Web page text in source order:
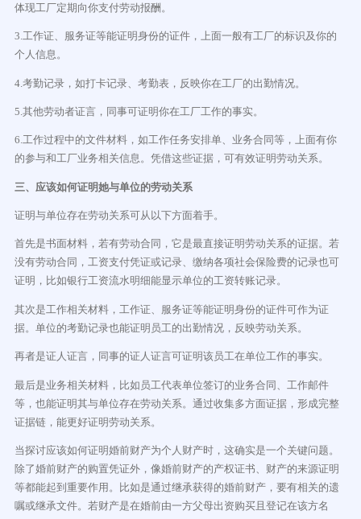
体现工厂定期向你支付劳动报酬。
3.工作证、服务证等能证明身份的证件，上面一般有工厂的标识及你的
个人信息。
4.考勤记录，如打卡记录、考勤表，反映你在工厂的出勤情况。
5.其他劳动者证言，同事可证明你在工厂工作的事实。
6.工作过程中的文件材料，如工作任务安排单、业务合同等，上面有你
的参与和工厂业务相关信息。凭借这些证据，可有效证明劳动关系。
三、应该如何证明她与单位的劳动关系
证明与单位存在劳动关系可从以下方面着手。
首先是书面材料，若有劳动合同，它是最直接证明劳动关系的证据。若
没有劳动合同，工资支付凭证或记录、缴纳各项社会保险费的记录也可
证明，比如银行工资流水明细能显示单位的工资转账记录。
其次是工作相关材料，工作证、服务证等能证明身份的证件可作为证
据。单位的考勤记录也能证明员工的出勤情况，反映劳动关系。
再者是证人证言，同事的证人证言可证明该员工在单位工作的事实。
最后是业务相关材料，比如员工代表单位签订的业务合同、工作邮件
等，也能证明其与单位存在劳动关系。通过收集多方面证据，形成完整
证据链，能更好证明劳动关系。
当探讨应该如何证明婚前财产为个人财产时，这确实是一个关键问题。
除了婚前财产的购置凭证外，像婚前财产的产权证书、财产的来源证明
等都能起到重要作用。比如是通过继承获得的婚前财产，要有相关的遗
嘱或继承文件。若财产是在婚前由一方父母出资购买且登记在该方名